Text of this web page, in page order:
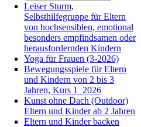
Leiser Sturm,
Selbsthilfegruppe für Eltern
von hochsensiblen, emotional
besonders empfindsamen oder
herausfordernden Kindern
Yoga für Frauen (3-2026)
Bewegungsspiele für Eltern
und Kindern von 2 bis 3
Jahren, Kurs 1_2026
Kunst ohne Dach (Outdoor)
Eltern und Kinder ab 2 Jahren
Eltern und Kinder backen